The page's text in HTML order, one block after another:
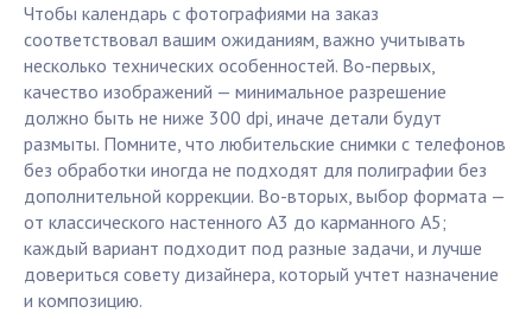
Чтобы календарь с фотографиями на заказ
соответствовал вашим ожиданиям, важно учитывать
несколько технических особенностей. Во-первых,
качество изображений — минимальное разрешение
должно быть не ниже 300 dpi, иначе детали будут
размыты. Помните, что любительские снимки с телефонов
без обработки иногда не подходят для полиграфии без
дополнительной коррекции. Во-вторых, выбор формата —
от классического настенного А3 до карманного А5;
каждый вариант подходит под разные задачи, и лучше
довериться совету дизайнера, который учтет назначение
и композицию.